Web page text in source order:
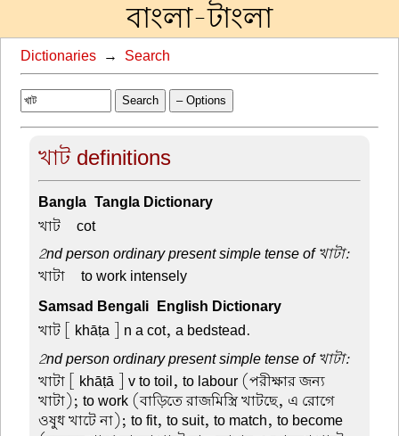
বাংলা-টাংলা
Dictionaries → Search
Search – Options
খাট definitions
Bangla-Tangla Dictionary
খাট –cot
2nd person ordinary present simple tense of খাটা:
খাটা –to work intensely
Samsad Bengali-English Dictionary
খাট [ khāṭa ] n a cot, a bedstead.
2nd person ordinary present simple tense of খাটা:
খাটা [ khāṭā ] v to toil, to labour (পরীক্ষার জন্য
খাটা); to work (বাড়িতে রাজমিস্ত্রি খাটছে, এ রোগে
ওষুধ খাটে না); to fit, to suit, to match, to become